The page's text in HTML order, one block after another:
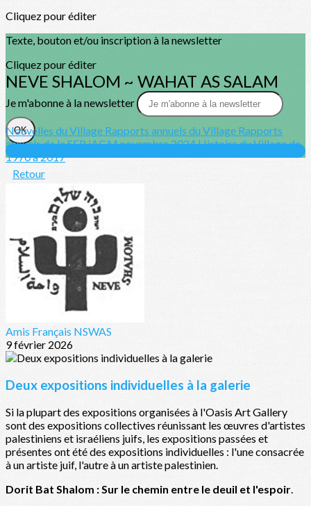
Cliquez pour éditer
Texte, bouton et/ou inscription à la newsletter
Cliquez pour éditer
NEVE SHALOM ~ WAHAT AS SALAM
Je m'abonne à la newsletter
OK
Nouvelles du Village Rapports annuels du Village Rapports
annuels de la SFPiAGM novembre 2024Histoire du Village de
1970 à 2017
Retour
Amis Français NSWAS
9 février 2026
Deux expositions individuelles à la galerie
Si la plupart des expositions organisées à l'Oasis Art Gallery
sont des expositions collectives réunissant les œuvres d'artistes
palestiniens et israéliens juifs, les expositions passées et
présentes ont été des expositions individuelles : l'une consacrée
à un artiste juif, l'autre à un artiste palestinien.
Dorit Bat Shalom : Sur le chemin entre le deuil et l'espoir.